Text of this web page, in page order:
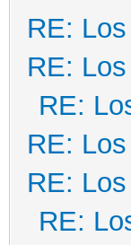
RE:
RE:
RE:
RE:
RE:
RE: